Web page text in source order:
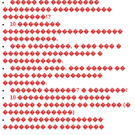
����� �� ���������
��������� �����������
��������!?
10 ��������
���������������� ������
����������.
��� ��������, � ��� ��� �
������� ���������� �
�����������.
������ ����. ��� ����� ��
����� ���� ���������
��������.
������ ������? � �������!
10 ����������� ������
������ � ������ �� ������ (�
�������������)
��� ��������������
�������� �� ���� ����